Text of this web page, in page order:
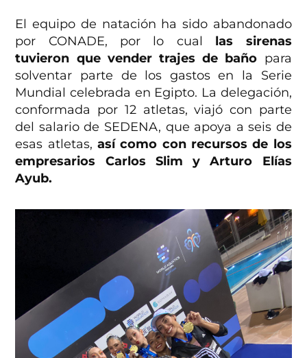
El equipo de natación ha sido abandonado
por CONADE, por lo cual las sirenas
tuvieron que vender trajes de baño para
solventar parte de los gastos en la Serie
Mundial celebrada en Egipto. La delegación,
conformada por 12 atletas, viajó con parte
del salario de SEDENA, que apoya a seis de
esas atletas,así como con recursos de los
empresarios Carlos Slim y Arturo Elías
Ayub.